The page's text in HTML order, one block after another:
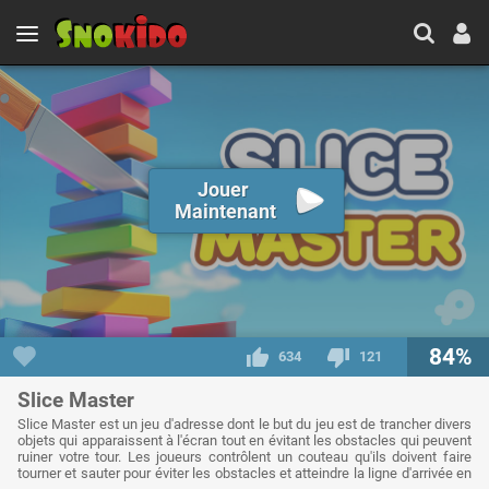
Jouer
Maintenant
634 121 84%
Slice Master
Slice Master est un jeu d'adresse dont le but du jeu est de trancher divers
objets qui apparaissent à l'écran tout en évitant les obstacles qui peuvent
ruiner votre tour. Les joueurs contrôlent un couteau qu'ils doivent faire
tourner et sauter pour éviter les obstacles et atteindre la ligne d'arrivée en